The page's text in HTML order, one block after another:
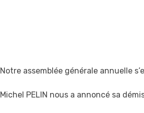
Notre assemblée générale annuelle
Michel PELIN nous a annoncé sa